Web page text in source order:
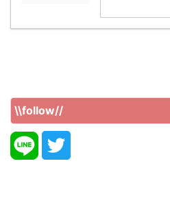
\\follow//